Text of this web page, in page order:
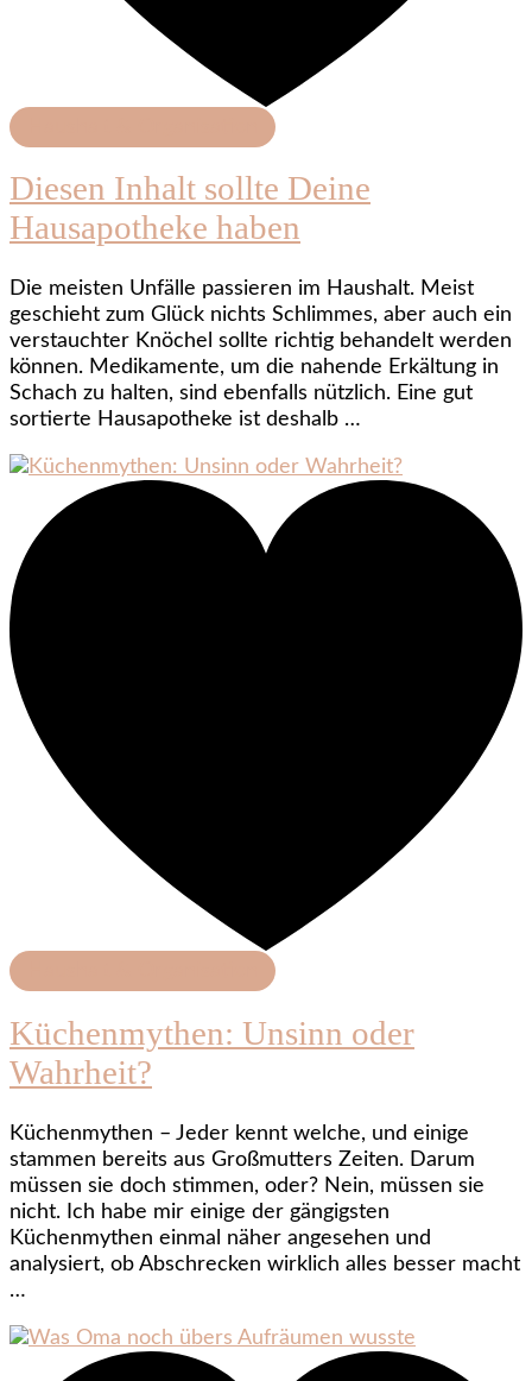
Diesen Inhalt sollte Deine
Hausapotheke haben
Die meisten Unfälle passieren im Haushalt. Meist
geschieht zum Glück nichts Schlimmes, aber auch ein
verstauchter Knöchel sollte richtig behandelt werden
können. Medikamente, um die nahende Erkältung in
Schach zu halten, sind ebenfalls nützlich. Eine gut
sortierte Hausapotheke ist deshalb …
Küchenmythen: Unsinn oder
Wahrheit?
Küchenmythen – Jeder kennt welche, und einige
stammen bereits aus Großmutters Zeiten. Darum
müssen sie doch stimmen, oder? Nein, müssen sie
nicht. Ich habe mir einige der gängigsten
Küchenmythen einmal näher angesehen und
analysiert, ob Abschrecken wirklich alles besser macht
…